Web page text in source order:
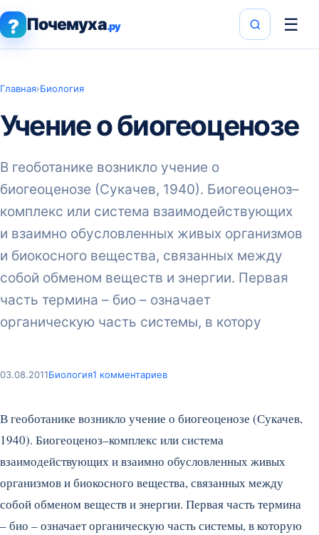
? Почемуха.ру ☰
Главная›Биология
Учение о биогеоценозе
В геоботанике возникло учение о
биогеоценозе (Сукачев, 1940). Биогеоценоз–
комплекс или система взаимодействующих
и взаимно обусловленных живых организмов
и биокосного вещества, связанных между
собой обменом веществ и энергии. Первая
часть термина – био – означает
органическую часть системы, в котору
03.08.2011Биология1 комментариев
В геоботанике возникло учение о биогеоценозе (Сукачев,
1940). Биогеоценоз–комплекс или система
взаимодействующих и взаимно обусловленных живых
организмов и биокосного вещества, связанных между
собой обменом веществ и энергии. Первая часть термина
– био – означает органическую часть системы, в которую